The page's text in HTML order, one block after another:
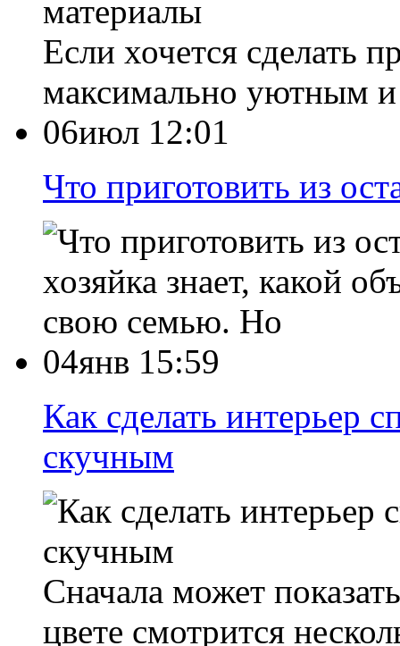
Если хочется сделать
максимально уютным
06июл 12:01
Что приготовить из
хозяйка знает, какой
свою семью. Но
04янв 15:59
Как сделать интерьер
скучным
Сначала может
цвете смотрится